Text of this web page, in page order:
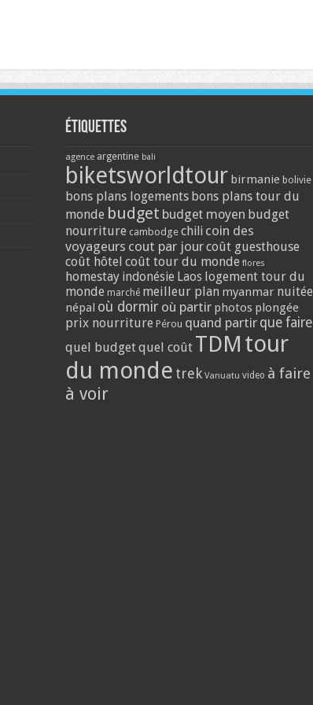
Étiquettes
agence argentine bali
biketsworldtour birmanie bolivie
bons plans logements bons plans tour du
monde budget budget moyen budget
nourriture cambodge chili coin des
voyageurs cout par jourcoût guesthouse
coût hôtel coût tour du monde flores
homestay indonésie Laos logement tour du
monde marché meilleur plan myanmar nuitée
népal où dormir où partir photos plongée
prix nourriture Pérou quand partir que faire
quel budgetquel coût TDM tour
du monde trek Vanuatu video à faire
à voir